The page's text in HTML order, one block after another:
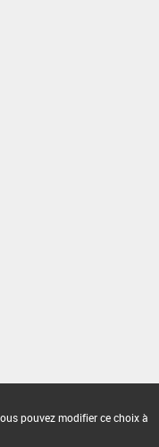
pouvez modifier ce choix à